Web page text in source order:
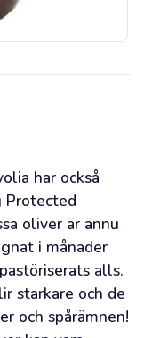
har också
Protected
oliver är ännu
i månader
alls.
starkare och de
och spårämnen!